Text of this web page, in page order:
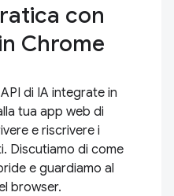
con
Chrome
di IA integrate in
tua app web di
e riscrivere i
Discutiamo di come
e guardiamo al
browser.